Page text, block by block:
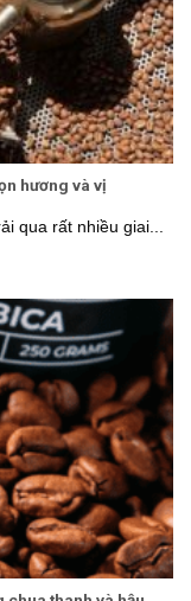
hương và vị
qua rất nhiều giai...